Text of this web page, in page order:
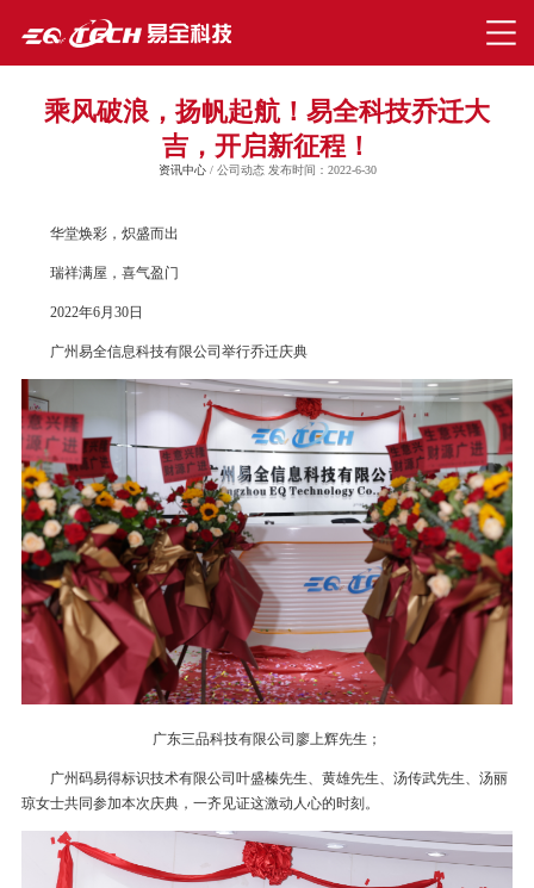
乘风破浪，扬帆起航！易全科技乔迁大
吉，开启新征程！
资讯中心/ 公司动态 发布时间：2022-6-30
华堂焕彩，炽盛而出
瑞祥满屋，喜气盈门
2022年6月30日
广州易全信息科技有限公司举行乔迁庆典
广东三品科技有限公司廖上辉先生；
广州码易得标识技术有限公司叶盛榛先生、黄雄先生、汤传武先生、汤丽
琼女士共同参加本次庆典，一齐见证这激动人心的时刻。